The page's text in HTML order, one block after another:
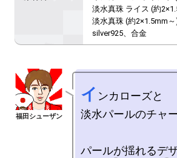
淡水真珠 ライス (約
淡水真珠 (約2×1.5mm～
silver925、合金
イ ンカローズと
淡水パールのチャ